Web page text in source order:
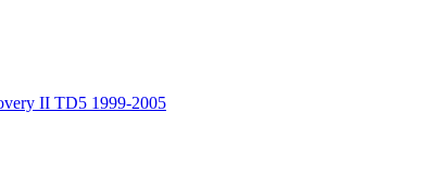
II TD5 1999-2005